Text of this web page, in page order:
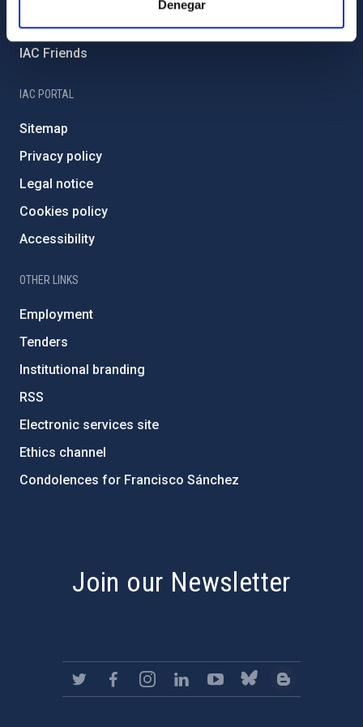
Denegar
Severo Ochoa Programme
IAC Friends
IAC PORTAL
Sitemap
Privacy policy
Legal notice
Cookies policy
Accessibility
OTHER LINKS
Employment
Tenders
Institutional branding
RSS
Electronic services site
Ethics channel
Condolences for Francisco Sánchez
Join our Newsletter